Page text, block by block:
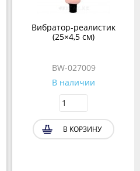
Вибратор-реалистик
(25×4,5 см)
BW-027009
В наличии
В КОРЗИНУ